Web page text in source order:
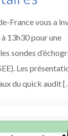
France vous a
13h30 pour une
sondes
Les
du quick audit